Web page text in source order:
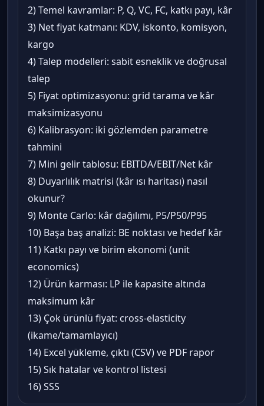
2) Temel kavramlar: P, Q, VC, FC, katkı payı, kâr
3) Net fiyat katmanı: KDV, iskonto, komisyon,
kargo
4) Talep modelleri: sabit esneklik ve doğrusal
talep
5) Fiyat optimizasyonu: grid tarama ve kâr
maksimizasyonu
6) Kalibrasyon: iki gözlemden parametre
tahmini
7) Mini gelir tablosu: EBITDA/EBIT/Net kâr
8) Duyarlılık matrisi (kâr ısı haritası) nasıl
okunur?
9) Monte Carlo: kâr dağılımı, P5/P50/P95
10) Başa baş analizi: BE noktası ve hedef kâr
11) Katkı payı ve birim ekonomi (unit
economics)
12) Ürün karması: LP ile kapasite altında
maksimum kâr
13) Çok ürünlü fiyat: cross-elasticity
(ikame/tamamlayıcı)
14) Excel yükleme, çıktı (CSV) ve PDF rapor
15) Sık hatalar ve kontrol listesi
16) SSS